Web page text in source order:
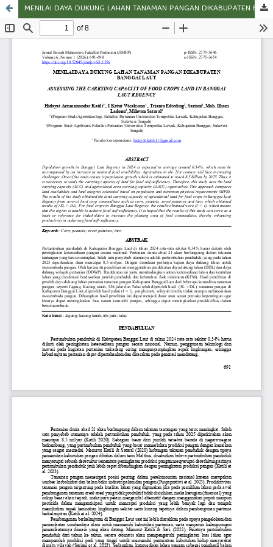
MENILAI DAYA DUKUNG LAHAN TANAMAN PANGAN DIKABUPATEN BANGGAI LAUT